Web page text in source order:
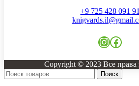
+9 725 428 091 91
Instagram
Copyright © 2023 Все
Поиск